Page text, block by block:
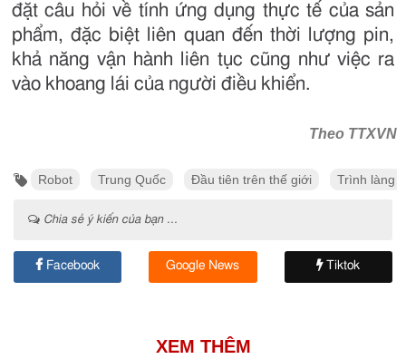
đặt câu hỏi về tính ứng dụng thực tế của sản
phẩm, đặc biệt liên quan đến thời lượng pin,
khả năng vận hành liên tục cũng như việc ra
vào khoang lái của người điều khiển.
Theo TTXVN
Robot Trung Quốc Đầu tiên trên thế giới Trình làng
Chia sẻ ý kiến của bạn ...
Facebook Google News Tiktok
XEM THÊM